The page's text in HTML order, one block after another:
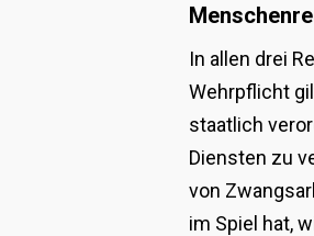
In allen drei
Wehrpflicht
staatlich
Diensten zu
von
im Spiel hat,